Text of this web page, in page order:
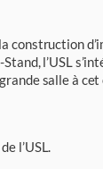
construction
l’USL
salle à
l’USL.